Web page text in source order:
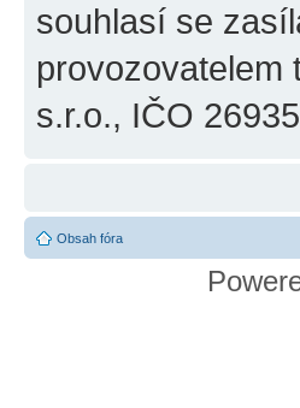
souhlasí se
provozovatelem
s.r.o., IČO
Obsah fóra